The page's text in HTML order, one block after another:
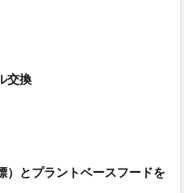
交換
）とプラントベースフードを